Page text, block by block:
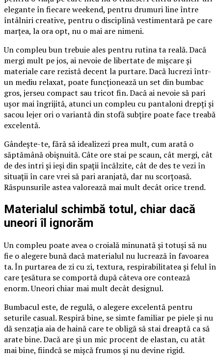
elegante în fiecare weekend, pentru drumuri line între
întâlniri creative, pentru o disciplină vestimentară pe care
marțea, la ora opt, nu o mai are nimeni.
Un compleu bun trebuie ales pentru rutina ta reală. Dacă
mergi mult pe jos, ai nevoie de libertate de mișcare și
materiale care rezistă decent la purtare. Dacă lucrezi într-
un mediu relaxat, poate funcționează un set din bumbac
gros, jerseu compact sau tricot fin. Dacă ai nevoie să pari
ușor mai îngrijită, atunci un compleu cu pantaloni drepți și
sacou lejer ori o variantă din stofă subțire poate face treabă
excelentă.
Gândește-te, fără să idealizezi prea mult, cum arată o
săptămână obișnuită. Câte ore stai pe scaun, cât mergi, cât
de des intri și ieși din spații încălzite, cât de des te vezi în
situații în care vrei să pari aranjată, dar nu scorțoasă.
Răspunsurile astea valorează mai mult decât orice trend.
Materialul schimbă totul, chiar dacă
uneori îl ignorăm
Un compleu poate avea o croială minunată și totuși să nu
fie o alegere bună dacă materialul nu lucrează în favoarea
ta. În purtarea de zi cu zi, textura, respirabilitatea și felul în
care țesătura se comportă după câteva ore contează
enorm. Uneori chiar mai mult decât designul.
Bumbacul este, de regulă, o alegere excelentă pentru
seturile casual. Respiră bine, se simte familiar pe piele și nu
dă senzația aia de haină care te obligă să stai dreaptă ca să
arate bine. Dacă are și un mic procent de elastan, cu atât
mai bine, fiindcă se mișcă frumos și nu devine rigid.